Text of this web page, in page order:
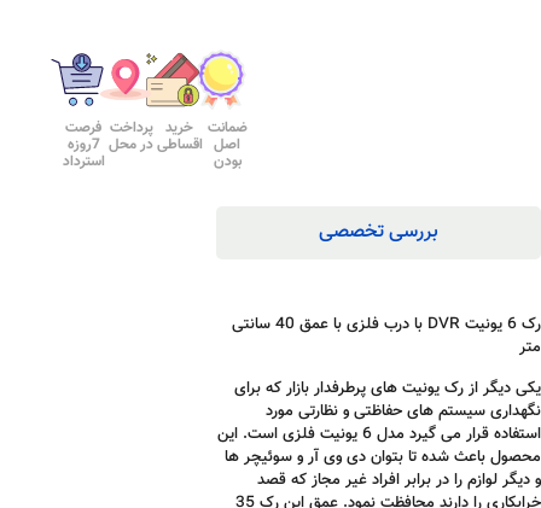
ضمانت
اصل
بودن
خرید
اقساطی
پرداخت
در محل
فرصت
7روزه
استرداد
بررسی تخصصی
رک 6 یونیت DVR با درب فلزی با عمق 40 سانتی
متر
یکی دیگر از رک یونیت های پرطرفدار بازار که برای
نگهداری سیستم های حفاظتی و نظارتی مورد
استفاده قرار می گیرد مدل 6 یونیت فلزی است. این
محصول باعث شده تا بتوان دی وی آر و سوئیچر ها
و دیگر لوازم را در برابر افراد غیر مجاز که قصد
خرابکاری را دارند محافظت نمود. عمق این رک 35